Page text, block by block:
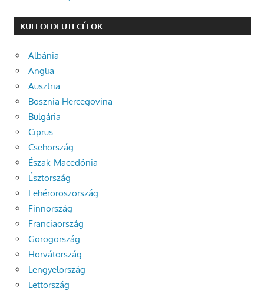
KÜLFÖLDI UTI CÉLOK
Albánia
Anglia
Ausztria
Bosznia Hercegovina
Bulgária
Ciprus
Csehország
Észak-Macedónia
Észtország
Fehéroroszország
Finnország
Franciaország
Görögország
Horvátország
Lengyelország
Lettország